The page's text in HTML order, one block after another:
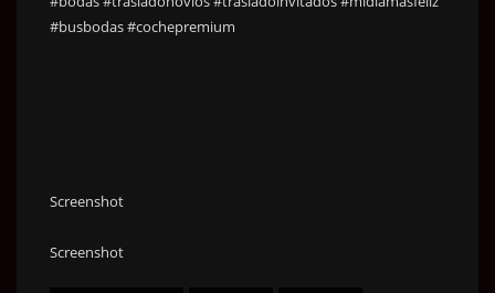
#busbodas #cochepremium
Screenshot
Screenshot